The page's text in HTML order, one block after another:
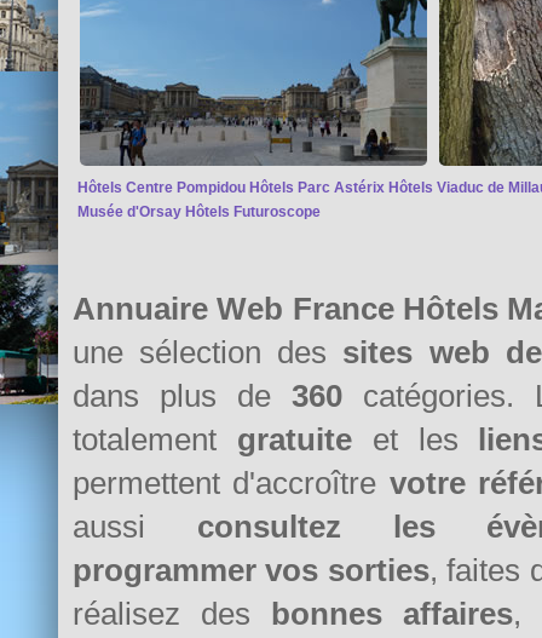
Hôtels Centre Pompidou Hôtels Parc Astérix Hôtels Viaduc de
Musée d'Orsay Hôtels Futuroscope
Annuaire Web France Hôtels
une sélection des sites web
dans plus de 360 catégories.
totalement gratuiteet les
permettent d'accroître votre
aussi consultez les
programmer vos sorties, faites
réalisez des
bonnes affaires,